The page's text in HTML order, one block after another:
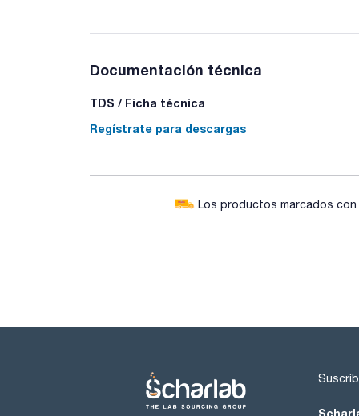
Documentación técnica
TDS / Ficha técnica
Regístrate para descargas
Los productos marcados